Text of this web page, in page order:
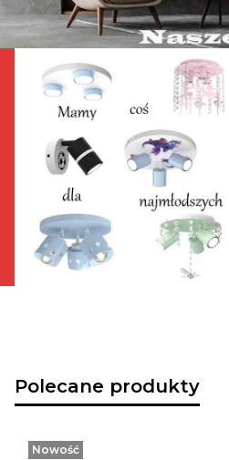
Polecane produkty
Nowość